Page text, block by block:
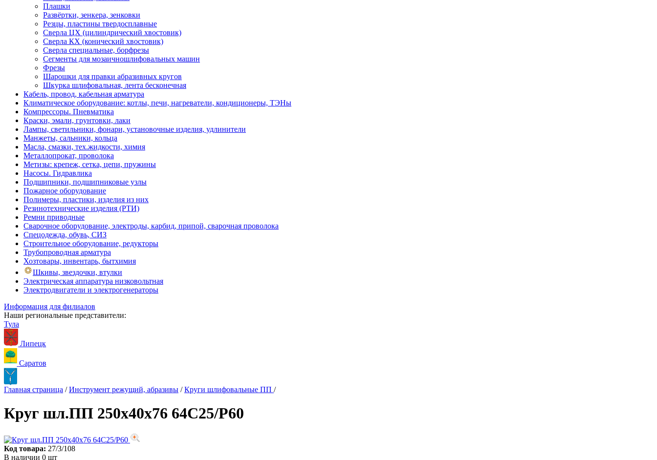
Плашки
Развёртки, зенкера, зенковки
Резцы, пластины твердосплавные
Сверлa ЦХ (цилиндрический хвостовик)
Сверла КХ (конический хвостовик)
Сверла специальные, борфрезы
Сегменты для мозаичношлифовальных машин
Фрезы
Шарошки для правки абразивных кругов
Шкурка шлифовальная, лента бесконечная
Кабель, провод, кабельная арматура
Климатическое оборудование: котлы, печи, нагреватели, кондиционеры, ТЭНы
Компрессоры. Пневматика
Краски, эмали, грунтовки, лаки
Лампы, светильники, фонари, установочные изделия, удлинители
Манжеты, сальники, кольца
Масла, смазки, тех.жидкости, химия
Металлопрокат, проволока
Метизы: крепеж, сетка, цепи, пружины
Насосы. Гидравлика
Подшипники, подшипниковые узлы
Пожарное оборудование
Полимеры, пластики, изделия из них
Резинотехнические изделия (РТИ)
Ремни приводные
Сварочное оборудование, электроды, карбид, припой, сварочная проволока
Спецодежда, обувь, СИЗ
Строительное оборудование, редукторы
Трубопроводная арматура
Хозтовары, инвентарь, бытхимия
Шкивы, звездочки, втулки
Электрическая аппаратура низковольтная
Электродвигатели и электрогенераторы
Информация для филиалов
Наши региональные представители:
Тула
Липецк
Саратов
Главная страница / Инструмент режущий, абразивы / Круги шлифовальные ПП /
Круг шл.ПП 250х40х76 64С25/Р60
Код товара: 27/3/108
В наличии 0 шт